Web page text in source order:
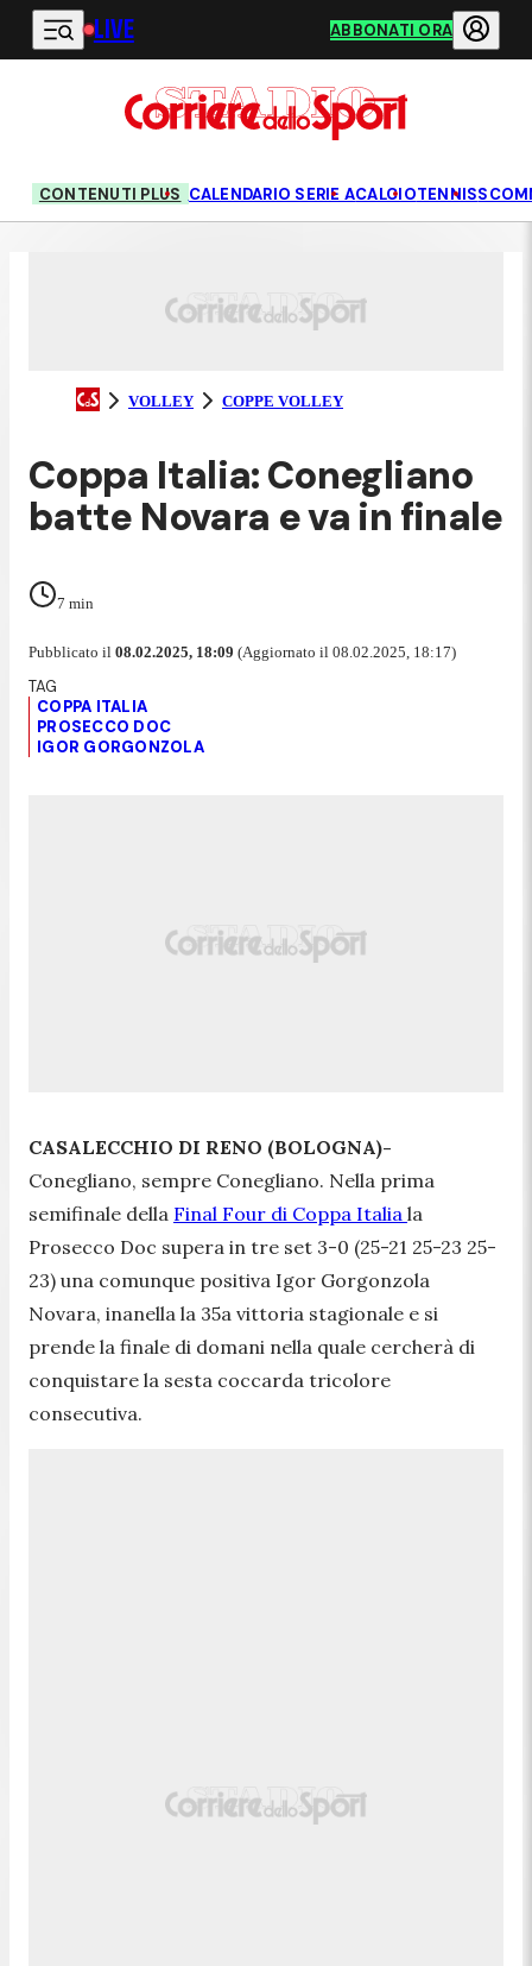
Vai al contenuto principale
LIVE ABBONATI ORA
CONTENUTI PLUS CALENDARIO SERIE ACALCIOTENNIS
VOLLEY COPPE VOLLEY
Coppa Italia: Conegliano
batte Novara e va in finale
7 min
Pubblicato il 08.02.2025, 18:09 (Aggiornato il 08.02.2025, 18:17)
COPPA ITALIA
PROSECCO DOC
IGOR GORGONZOLA
CASALECCHIO DI RENO (BOLOGNA)-
Conegliano, sempre Conegliano. Nella prima
semifinale della Final Four di Coppa Italia la
Prosecco Doc supera in tre set 3-0 (25-21 25-23 25-
23) una comunque positiva Igor Gorgonzola
Novara, inanella la 35a vittoria stagionale e si
prende la finale di domani nella quale cercherà di
conquistare la sesta coccarda tricolore
consecutiva.